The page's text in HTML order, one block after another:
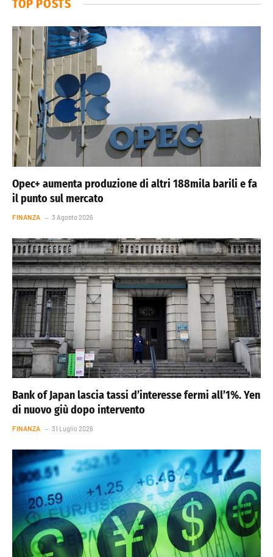
TOP POSTS
Opec+ aumenta produzione di altri 188mila barili e fa
il punto sul mercato
FINANZA 3 Agosto 2026
Bank of Japan lascia tassi d’interesse fermi all’1%. Yen
di nuovo giù dopo intervento
FINANZA 31 Luglio 2026